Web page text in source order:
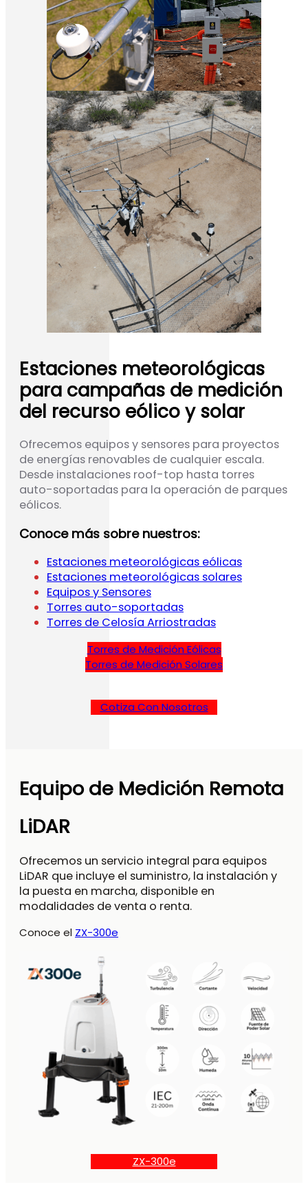
Estaciones meteorológicas
para campañas de medición
del recurso eólico y solar
Ofrecemos equipos y sensores para proyectos
de energías renovables de cualquier escala.
Desde instalaciones roof-top hasta torres
auto-soportadas para la operación de parques
eólicos.
Conoce más sobre nuestros:
Estaciones meteorológicas eólicas
Estaciones meteorológicas solares
Equipos y Sensores
Torres auto-soportadas
Torres de Celosía Arriostradas
Torres de Medición Eólicas
Torres de Medición Solares
Cotiza Con Nosotros
Equipo de Medición Remota
LiDAR
Ofrecemos un servicio integral para equipos
LiDAR que incluye el suministro, la instalación y
la puesta en marcha, disponible en
modalidades de venta o renta.
Conoce el ZX-300e
ZX-300e